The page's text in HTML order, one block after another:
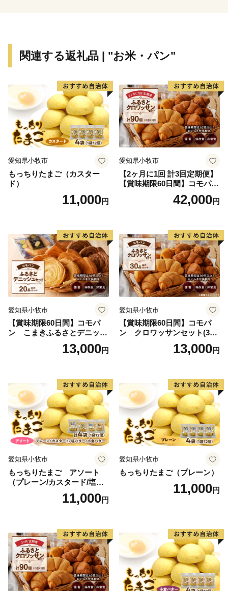
関連する返礼品 | "お米・パン"
愛知県小牧市
もっちりたまご（カスター
ド）
11,000円
愛知県小牧市
【2ヶ月に1回 計3回定期便】
【賞味期限60日間】コモパ
ン ふるさとクロワッサンセ
ット（計90個）／災害用備蓄
42,000円
愛知県小牧市
【賞味期限60日間】コモパ
ン こまきふるさとデニッシ
ュセット（20個入り）／災害
用備蓄 保存食 非常食 防災グ
13,000円
愛知県小牧市
【賞味期限60日間】コモパ
ン クロワッサンセット(30
個入り)／災害用備蓄 保存食
非常食 防災グッズにも
13,000円
愛知県小牧市
もっちりたまご アソート
（プレーン/カスタード/塩バ
ター/小倉バター）11,000円
愛知県小牧市
もっちりたまご（プレーン）
11,000円